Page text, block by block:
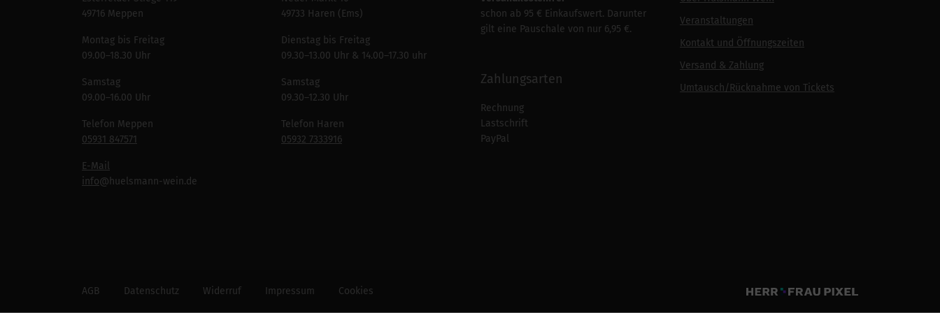
49716 Meppen
Montag bis Freitag
09.00–18.30 Uhr
Samstag
09.00–16.00 Uhr
Telefon Meppen
05931 847571
E-Mail
info@huelsmann-wein.de
49733 Haren (Ems)
Dienstag bis Freitag
09.30–13.00 Uhr & 14.00–17.30 uhr
Samstag
09.30–12.30 Uhr
Telefon Haren
05932 7333916
schon ab 95 € Einkaufswert. Darunter
gilt eine Pauschale von nur 6,95 €.
Zahlungsarten
Rechnung
Lastschrift
PayPal
Veranstaltungen
Kontakt und Öffnungszeiten
Versand & Zahlung
Umtausch/Rücknahme von Tickets
AGB Datenschutz Widerruf Impressum Cookies